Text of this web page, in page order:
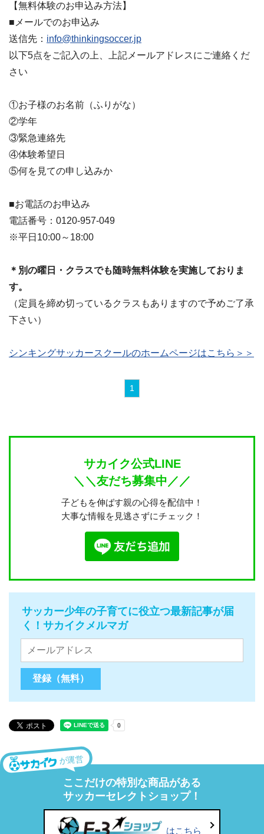
【無料体験のお申込み方法】
■メールでのお申込み
送信先： info@thinkingsoccer.jp
以下5点をご記入の上、上記メールアドレスにご連絡くだ
さい
①お子様のお名前（ふりがな）
②学年
③緊急連絡先
④体験希望日
⑤何を見ての申し込みか
■お電話のお申込み
電話番号：0120-957-049
※平日10:00～18:00
＊別の曜日・クラスでも随時無料体験を実施しておりま
す。
（定員を締め切っているクラスもありますので予めご了承
下さい）
シンキングサッカースクールのホームページはこちら＞＞
1
サカイク公式LINE
＼＼友だち募集中／／
子どもを伸ばす親の心得を配信中！
大事な情報を見逃さずにチェック！
サッカー少年の子育てに役立つ最新記事が届
く！サカイクメルマガ
が運営
ここだけの特別な商品がある
サッカーセレクトショップ！
はこちら